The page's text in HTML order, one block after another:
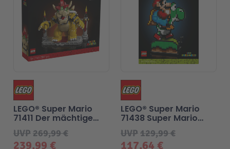
239,99 €
UVP269,99 €
LEGO® Super Mario
71411 Der mächtige
117,64 €
UVP129,99 €
LEGO® Super Mario
71438 Super Mario